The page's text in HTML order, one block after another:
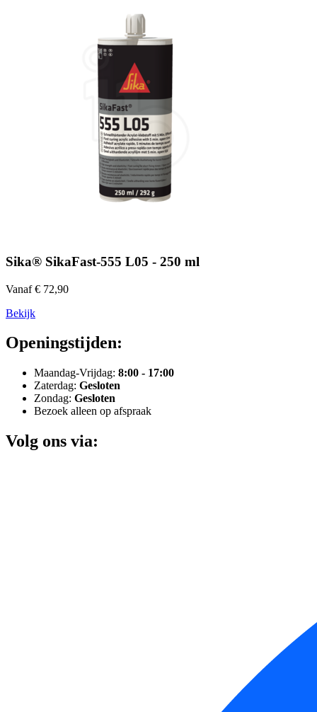
Sika® SikaFast-555 L05 - 250 ml
Vanaf € 72,90
Bekijk
Openingstijden:
Maandag-Vrijdag: 8:00 - 17:00
Zaterdag: Gesloten
Zondag: Gesloten
Bezoek alleen op afspraak
Volg ons via: